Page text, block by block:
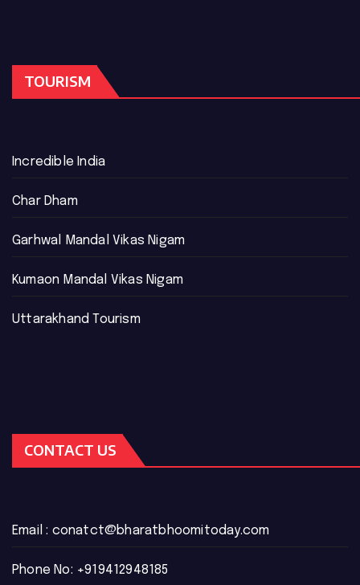
TOURISM
Incredible India
Char Dham
Garhwal Mandal Vikas Nigam
Kumaon Mandal Vikas Nigam
Uttarakhand Tourism
CONTACT US
Email : conatct@bharatbhoomitoday.com
Phone No: +919412948185